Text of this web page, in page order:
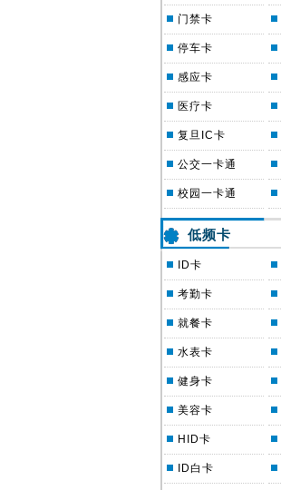
门禁卡
停车卡
感应卡
医疗卡
复旦IC卡
公交一卡通
校园一卡通
低频卡
ID卡
考勤卡
就餐卡
水表卡
健身卡
美容卡
HID卡
ID白卡